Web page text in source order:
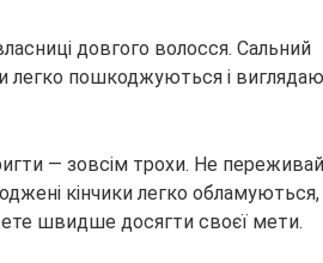
довгого волосся. Сальний
легко пошкоджуються і
— зовсім трохи. Не
кінчики легко обламуються,
швидше досягти своєї мети.